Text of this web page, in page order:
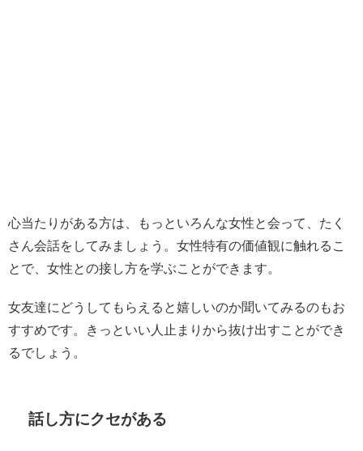
心当たりがある方は、もっといろんな女性と会って、たく
さん会話をしてみましょう。女性特有の価値観に触れるこ
とで、女性との接し方を学ぶことができます。
女友達にどうしてもらえると嬉しいのか聞いてみるのもお
すすめです。きっといい人止まりから抜け出すことができ
るでしょう。
話し方にクセがある